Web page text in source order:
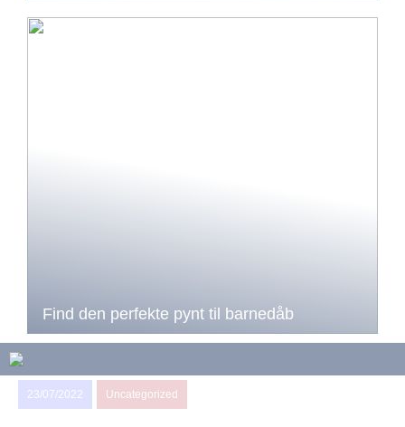
Find den perfekte pynt til barnedåb
23/07/2022 Uncategorized